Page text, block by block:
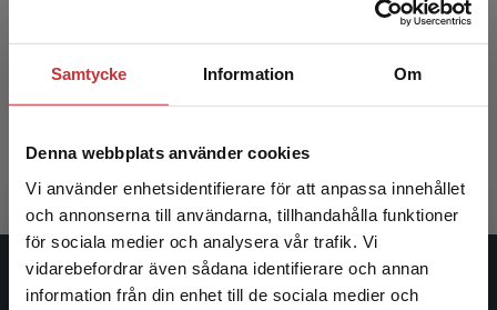
Samtycke Information Om
Denna webbplats använder cookies
Vi använder enhetsidentifierare för att anpassa innehållet
och annonserna till användarna, tillhandahålla funktioner
för sociala medier och analysera vår trafik. Vi
vidarebefordrar även sådana identifierare och annan
information från din enhet till de sociala medier och
Begränsad fraktregion
Faktaundersökning
Einarsen, Ståle Valvatne m.fl.
Exkl. moms: 401 kr
Studentlitteratur